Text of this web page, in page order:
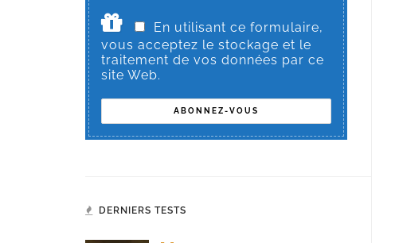
En utilisant ce formulaire,
vous acceptez le stockage et le
traitement de vos données par ce
site Web.
DERNIERS TESTS